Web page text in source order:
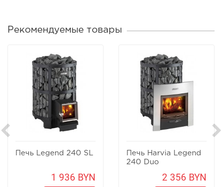
Рекомендуемые товары
Печь Legend 240 SL
1 936 BYN
Печь Harvia Legend
240 Duo
2 356 BYN